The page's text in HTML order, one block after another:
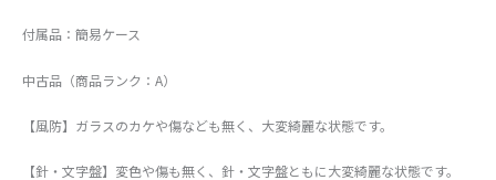
付属品：簡易ケース
中古品（商品ランク：A）
【風防】ガラスのカケや傷なども無く、大変綺麗な状態です。
【針・文字盤】変色や傷も無く、針・文字盤ともに大変綺麗な状態です。